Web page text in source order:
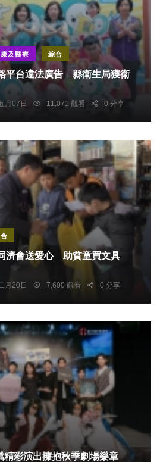
及醫療 綜合
平台違法廣告 縣衛生局獲衛
月07日 11,071 觀看 0 分享
濟會送愛心 助貧童買文具
月20日 7,600 觀看 0 分享
精彩演出擁抱秋季劇場樂章